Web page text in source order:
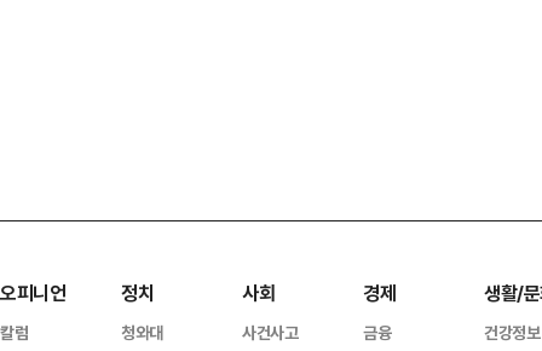
오피니언
칼럼
정치
청와대
사회
사건사고
경제
금융
생활/
건강정보